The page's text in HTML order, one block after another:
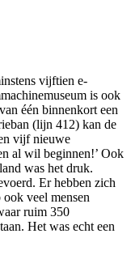
vijftien e-
is ook
één binnenkort een
(lijn 412) kan de
vijf nieuwe
al wil beginnen!’ Ook
was het druk.
Er hebben zich
veel mensen
ruim 350
Het was echt een